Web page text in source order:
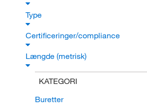
Type
Certificeringer/compliance
Længde (metrisk)
KATEGORI
Buretter